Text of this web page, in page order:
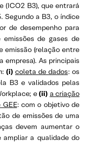
(ICO2 B3), que entrará
Segundo a B3, o índice
de desempenho para
de gases de
emissão (relação entre
As principais
(i) coleta de dados: os
B3 e validados pelas
e(ii) a criação
: com o objetivo de
de emissões de uma
devem aumentar o
ampliar a qualidade do